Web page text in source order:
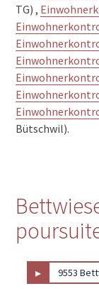
TG) ,
Bütschwil).
▸ 9553